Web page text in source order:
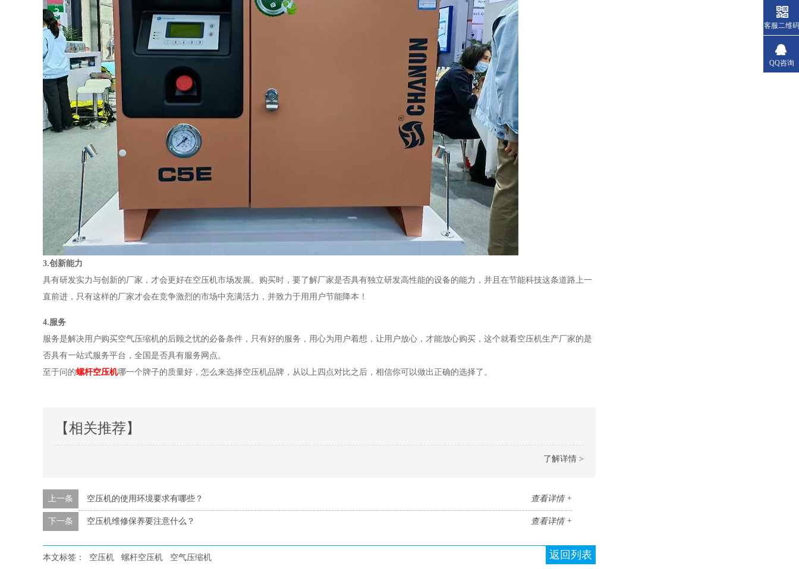
3.创新能力
具有研发实力与创新的厂家，才会更好在空压机市场发展。购买时，要了解厂家是否具有独立研发高性能的设备的能力，并且在节能科技这条道路上一
直前进，只有这样的厂家才会在竞争激烈的市场中充满活力，并致力于用用户节能降本！
4.服务
服务是解决用户购买空气压缩机的后顾之忧的必备条件，只有好的服务，用心为用户着想，让用户放心，才能放心购买，这个就看空压机生产厂家的是
否具有一站式服务平台，全国是否具有服务网点。
至于问的螺杆空压机哪一个牌子的质量好，怎么来选择空压机品牌，从以上四点对比之后，相信你可以做出正确的选择了。
【相关推荐】
了解详情 >
查看详情 +
上一条 空压机的使用环境要求有哪些？
查看详情 +
下一条 空压机维修保养要注意什么？
返回列表
本文标签： 空压机 螺杆空压机 空气压缩机
客服二维码
QQ咨询